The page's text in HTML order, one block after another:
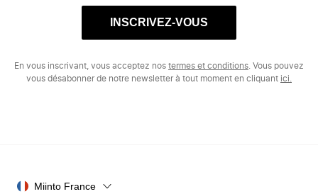
INSCRIVEZ-VOUS
En vous inscrivant, vous acceptez nos termes et conditions . Vous pouvez
vous désabonner de notre newsletter à tout moment en cliquant ici.
Miinto France